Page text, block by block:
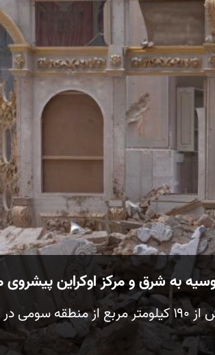
به شرق و مرکز اوکراین
روسیه در کمتر از یک ماه بیش از ۱۹۰ کیلومتر مربع از منطقه